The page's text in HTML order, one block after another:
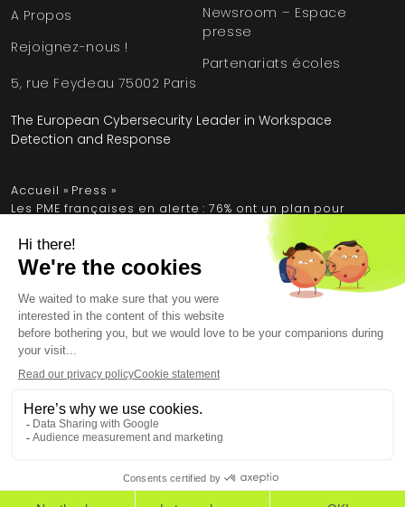
A Propos
Rejoignez-nous !
Newsroom – Espace
presse
Partenariats écoles
5, rue Feydeau 75002 Paris
The European Cybersecurity Leader in Workspace
Detection and Response
Accueil » Press »
Les PME françaises en alerte : 76% ont un plan pour
affronter un risque cyber considéré comme
extrêmement sévère
Copyright © 2026, tous droits réservés.
Mentions légales
Conditions générales
Contrat de licence utilisateur final
Données personnelles
Sécurité